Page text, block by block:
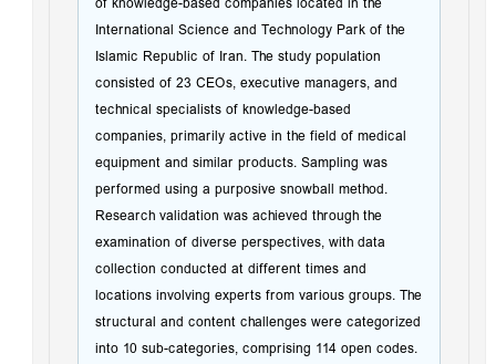
International Science and Technology Park of the
Islamic Republic of Iran. The study population
consisted of 23 CEOs, executive managers, and
technical specialists of knowledge-based
companies, primarily active in the field of medical
equipment and similar products. Sampling was
performed using a purposive snowball method.
Research validation was achieved through the
examination of diverse perspectives, with data
collection conducted at different times and
locations involving experts from various groups. The
structural and content challenges were categorized
into 10 sub-categories, comprising 114 open codes.